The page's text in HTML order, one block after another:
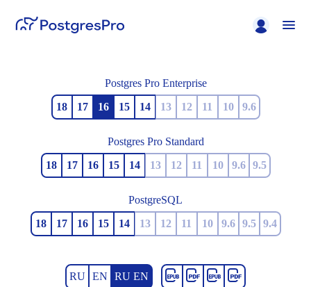
Postgres Pro Enterprise
18
17 16 15 14 13 12 11 10 9.6
Postgres Pro Standard
18
17 16 15 14 13 12 11 10 9.6 9.5
PostgreSQL
18
17 16 15 14 13 12 11 10 9.6 9.5 9.4
RU EN RU EN